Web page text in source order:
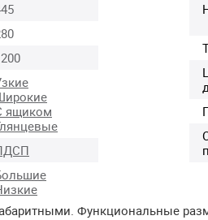
ящиком
Функциональные